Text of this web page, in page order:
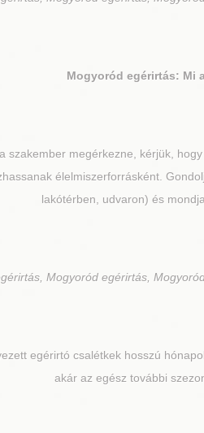
Mogyoród egérirtás: Mi
szakember megérkezne, kérjük,
élelmiszerforrásként.
lakótérben, udvaron) és
Mogyoród egérirtás,
egérirtó csalétkek hosszú
akár az egész további